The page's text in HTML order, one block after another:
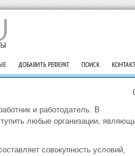
ДОБАВИТЬ РЕФЕРАТ ПОИСК
и работодатель. В
любые организации,
совокупность условий,